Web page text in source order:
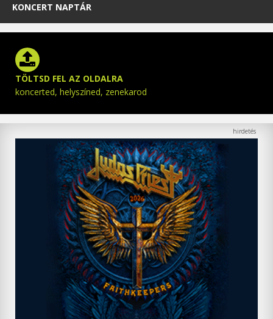
KONCERT NAPTÁR
TÖLTSD FEL AZ OLDALRA
koncerted, helyszíned, zenekarod